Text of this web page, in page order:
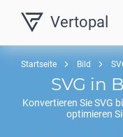
Vertopal
Startseite Bild
SVG in
Konvertieren SieSVG
optimieren